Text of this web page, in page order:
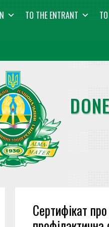
TO THE ENTRANT
Сертифікат